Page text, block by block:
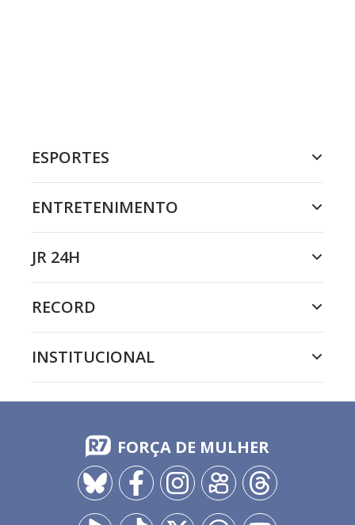
ESPORTES
ENTRETENIMENTO
JR 24H
RECORD
INSTITUCIONAL
FORÇA DE MULHER